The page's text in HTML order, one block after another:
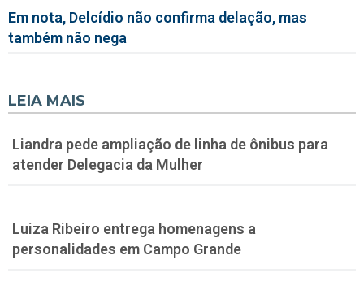
Em nota, Delcídio não confirma delação, mas
também não nega
LEIA MAIS
Liandra pede ampliação de linha de ônibus para
atender Delegacia da Mulher
Luiza Ribeiro entrega homenagens a
personalidades em Campo Grande